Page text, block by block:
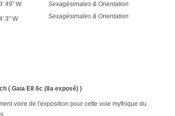
49" W Sexagésimales & Orientation
3" W Sexagésimales & Orientation
( Gaia E8 6c (8a exposé) )
voire de l'exposition pour cette voie mythique du